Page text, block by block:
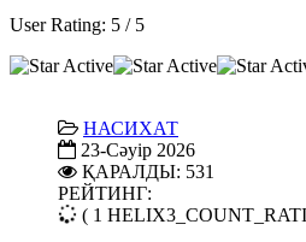
User Rating: 5 / 5
НАСИХАТ
23-Сәуір 2026
ҚАРАЛДЫ: 531
РЕЙТИНГ:
( 1